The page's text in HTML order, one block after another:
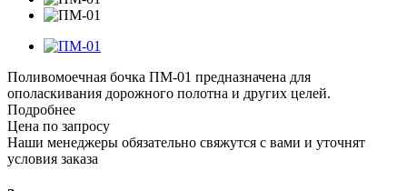
Поливомоечная бочка ПМ-01 предназначена для
ополаскивания дорожного полотна и других целей.
Подробнее
Цена по запросу
Наши менеджеры обязательно свяжутся с вами и уточнят
условия заказа